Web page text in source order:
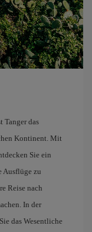
Tanger das
Kontinent. Mit
Sie ein
Ausflüge zu
Reise nach
In der
das Wesentliche